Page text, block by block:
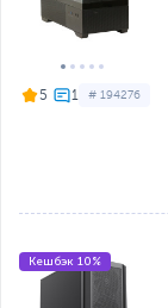
5 # 194276
Кешбэк 10%